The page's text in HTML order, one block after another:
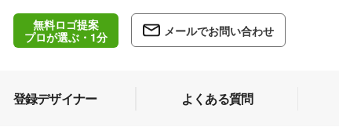
無料ロゴ提案
プロが選ぶ・1分
メールでお問い合わせ
登録デザイナー よくある質問